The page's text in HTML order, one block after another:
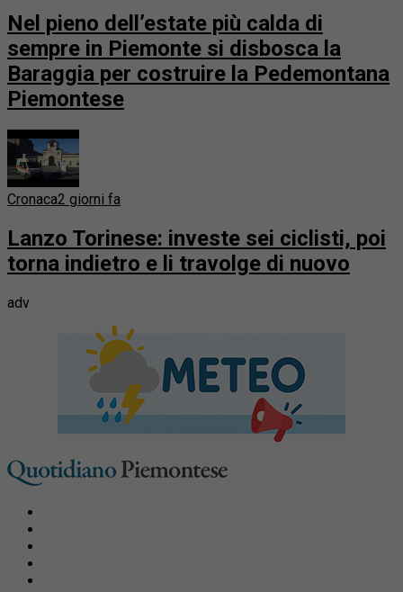
Nel pieno dell’estate più calda di
sempre in Piemonte si disbosca la
Baraggia per costruire la Pedemontana
Piemontese
Cronaca2 giorni fa
Lanzo Torinese: investe sei ciclisti, poi
torna indietro e li travolge di nuovo
adv